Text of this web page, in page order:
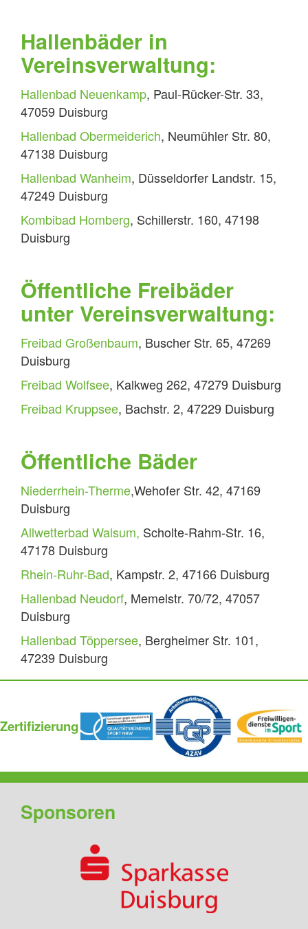
Hallenbäder in
Vereinsverwaltung:
Hallenbad Neuenkamp, Paul-Rücker-Str. 33,
47059 Duisburg
Hallenbad Obermeiderich, Neumühler Str. 80,
47138 Duisburg
Hallenbad Wanheim, Düsseldorfer Landstr. 15,
47249 Duisburg
Kombibad Homberg, Schillerstr. 160, 47198
Duisburg
Öffentliche Freibäder
unter Vereinsverwaltung:
Freibad Großenbaum, Buscher Str. 65, 47269
Duisburg
Freibad Wolfsee, Kalkweg 262, 47279 Duisburg
Freibad Kruppsee, Bachstr. 2, 47229 Duisburg
Öffentliche Bäder
Niederrhein-Therme,Wehofer Str. 42, 47169
Duisburg
Allwetterbad Walsum, Scholte-Rahm-Str. 16,
47178 Duisburg
Rhein-Ruhr-Bad, Kampstr. 2, 47166 Duisburg
Hallenbad Neudorf, Memelstr. 70/72, 47057
Duisburg
Hallenbad Töppersee, Bergheimer Str. 101,
47239 Duisburg
Zertifizierung
Sponsoren